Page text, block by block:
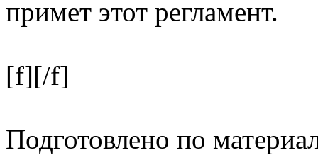
примет этот регламент.
[f][/f]
Подготовлено по